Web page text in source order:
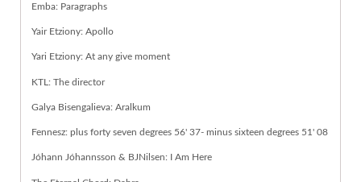
Emba: Paragraphs
Yair Etziony: Apollo
Yari Etziony: At any give moment
KTL: The director
Galya Bisengalieva: Aralkum
Fennesz: plus forty seven degrees 56' 37- minus sixteen degrees 51' 08
Jóhann Jóhannsson & BJNilsen: I Am Here